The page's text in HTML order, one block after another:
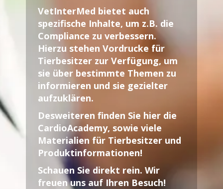
VetInterMed bietet auch
spezifische Inhalte, um z.B. die
Compliance zu verbessern.
Hierzu stehen Vordrucke für
Tierbesitzer zur Verfügung, um
sie über bestimmte Themen zu
informieren und sie gezielter
aufzuklären.
Desweiteren finden Sie hier die
CardioAcademy, sowie viele
Materialien für Tierbesitzer und
Produktinformationen!
Schauen Sie direkt rein. Wir
freuen uns auf Ihren Besuch!